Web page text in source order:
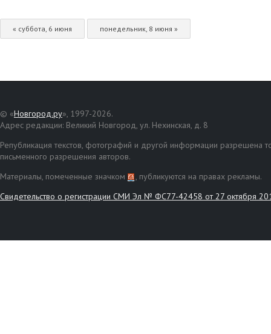
« суббота, 6 июня понедельник, 8 июня »
© «Новгород.ру», 1997-2026.
Адрес редакции: Великий Новгород, ул. Нехинская, д. 8
Републикация текстов, фотографий и другой информации разрешена
письменного разрешения авторов.
Материалы, помеченные значком
, публикуются на правах рекламы.
Свидетельство о регистрации СМИ Эл № ФС77-42458 от 27 октября